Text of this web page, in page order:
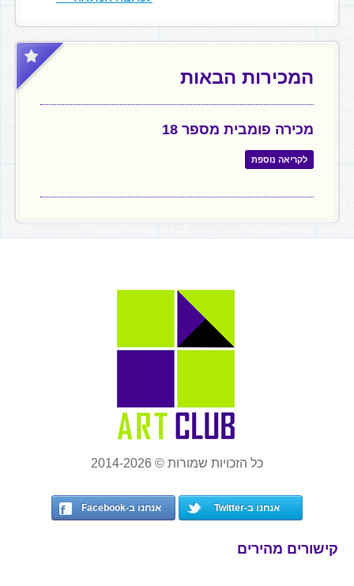
המכירות הבאות
מכירה פומבית מספר 18
לקריאה נוספת
כל הזכויות שמורות © 2014-2026
אנחנו ב-Twitter אנחנו ב-Facebook
קישורים מהירים